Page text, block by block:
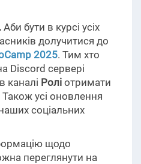
Аби бути в курсі усіх
долучитися до
2025. Тим хто
Discord сервері
каналі Ролі отримати
усі оновлення
соціальних
щодо
переглянути на